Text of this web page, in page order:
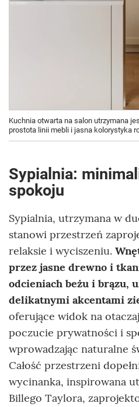
Kuchnia otwarta na salon utrzymana
prostota linii mebli i jasna kolorystyka
Sypialnia:
spokoju
Sypialnia, utrzymana w
stanowi przestrzeń
relaksie i wyciszeniu.
przez jasne drewno i
odcieniach beżu i brązu,
delikatnymi akcentami
oferujące widok na
poczucie prywatności i
wprowadzając naturalne
Całość przestrzeni
wycinanka, inspirowana
Billego Taylora,